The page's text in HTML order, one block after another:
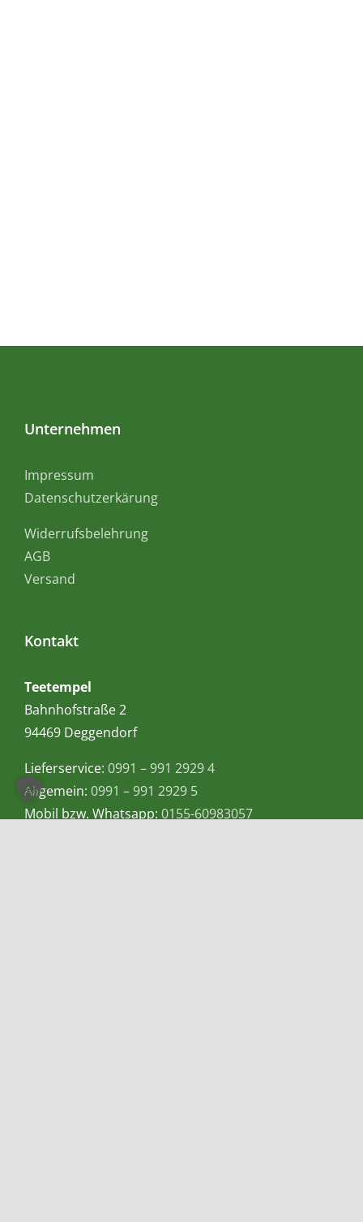
Unternehmen
Impressum
Datenschutzerkärung
Widerrufsbelehrung
AGB
Versand
Kontakt
Teetempel
Bahnhofstraße 2
94469 Deggendorf
Lieferservice: 0991 – 991 2929 4
Allgemein: 0991 – 991 2929 5
Mobil bzw. Whatsapp: 0155-60983057